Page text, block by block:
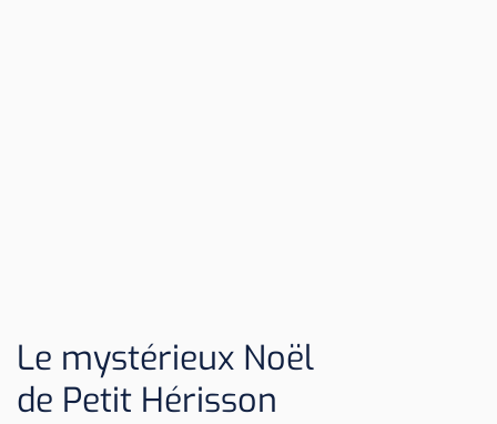
Le mystérieux Noël
de Petit Hérisson